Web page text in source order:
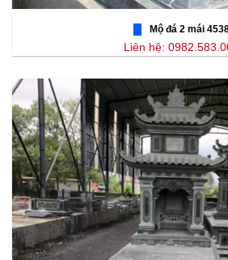
Mộ đá 2 mái
Liên hệ: